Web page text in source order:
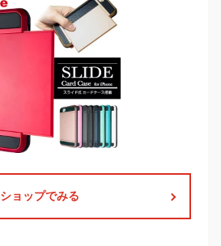
ショップでみる